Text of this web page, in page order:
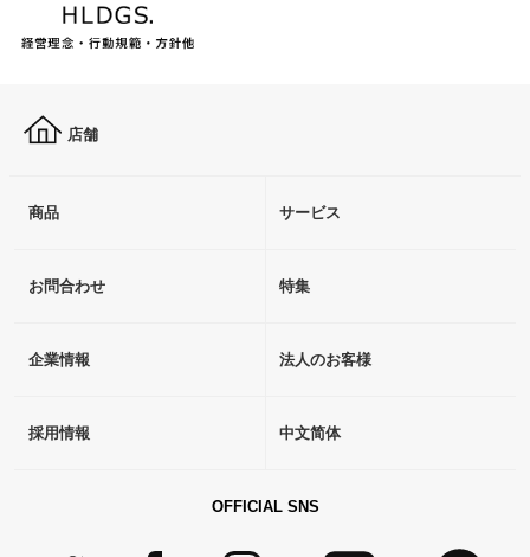
店舗
商品 サービス
お問合わせ 特集
企業情報 法人のお客様
採用情報 中文简体
OFFICIAL SNS